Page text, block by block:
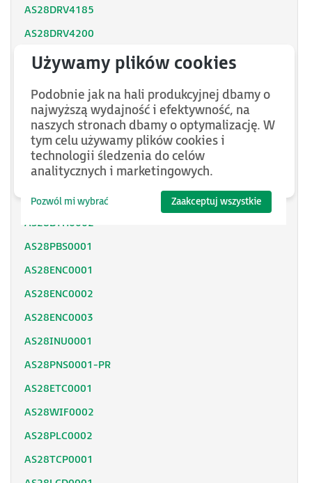
AS28DRV4185
AS28DRV4200
AS28DRV4220
AS28DRV4280
AS28DRV4315
AS28DRV4350
AS28DRV4400
AS28DRV4500
AS28BTH0002
AS28PBS0001
AS28ENC0001
AS28ENC0002
AS28ENC0003
AS28INU0001
AS28PNS0001-PR
AS28ETC0001
AS28WIF0002
AS28PLC0002
AS28TCP0001
Podobnie jak na hali produkcyjnej dbamy o
najwyższą wydajność i efektywność, na
naszych stronach dbamy o optymalizację. W
tym celu używamy plików cookies i
technologii śledzenia do celów
analitycznych i marketingowych.
Pozwól mi wybrać Zaakceptuj wszystkie